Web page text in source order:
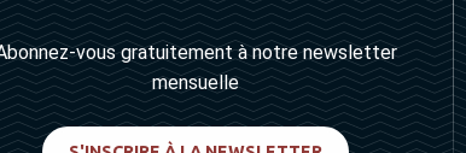
vous gratuitement à notre newsletter
mensuelle